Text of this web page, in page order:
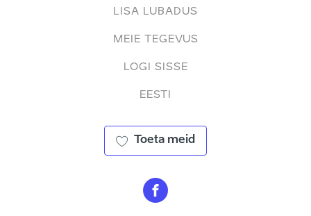
LISA LUBADUS
MEIE TEGEVUS
LOGI SISSE
EESTI
Toeta meid